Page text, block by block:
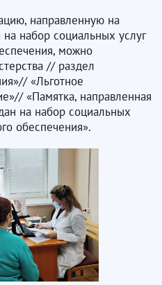
направленную на
набор социальных услуг
можно
// раздел
«Льготное
«Памятка, направленная
на набор социальных
обеспечения».